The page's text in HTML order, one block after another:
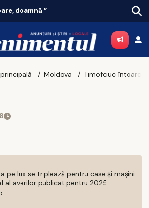
Vacanțe 2026:
Moldova
pe lux se triplează pentru case și mașini
al averilor publicat pentru 2025
...